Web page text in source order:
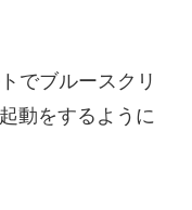
でブルースクリ
動をするように